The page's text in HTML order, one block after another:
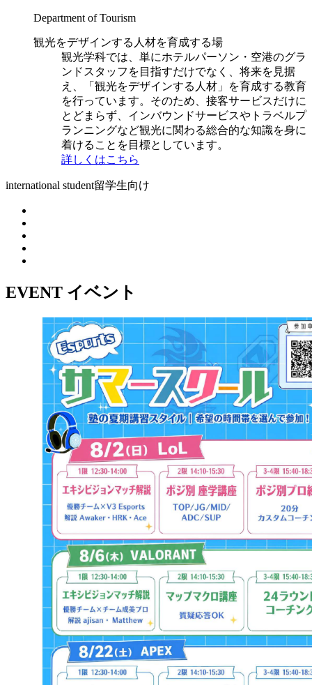
Department of Tourism
観光をデザインする人材を育成する場
観光学科では、単にホテルパーソン・空港のグラ
ンドスタッフを目指すだけでなく、将来を見据
え、「観光をデザインする人材」を育成する教育
を行っています。そのため、接客サービスだけに
とどまらず、インバウンドサービスやトラベルプ
ランニングなど観光に関わる総合的な知識を身に
着けることを目標としています。
詳しくはこちら
international student留学生向け
EVENT イベント